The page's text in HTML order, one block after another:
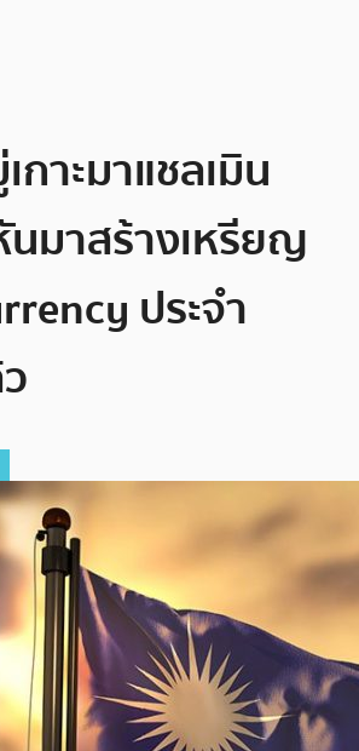
กาะมาแชลเมิน
มาสร้างเหรียญ
ประจำ